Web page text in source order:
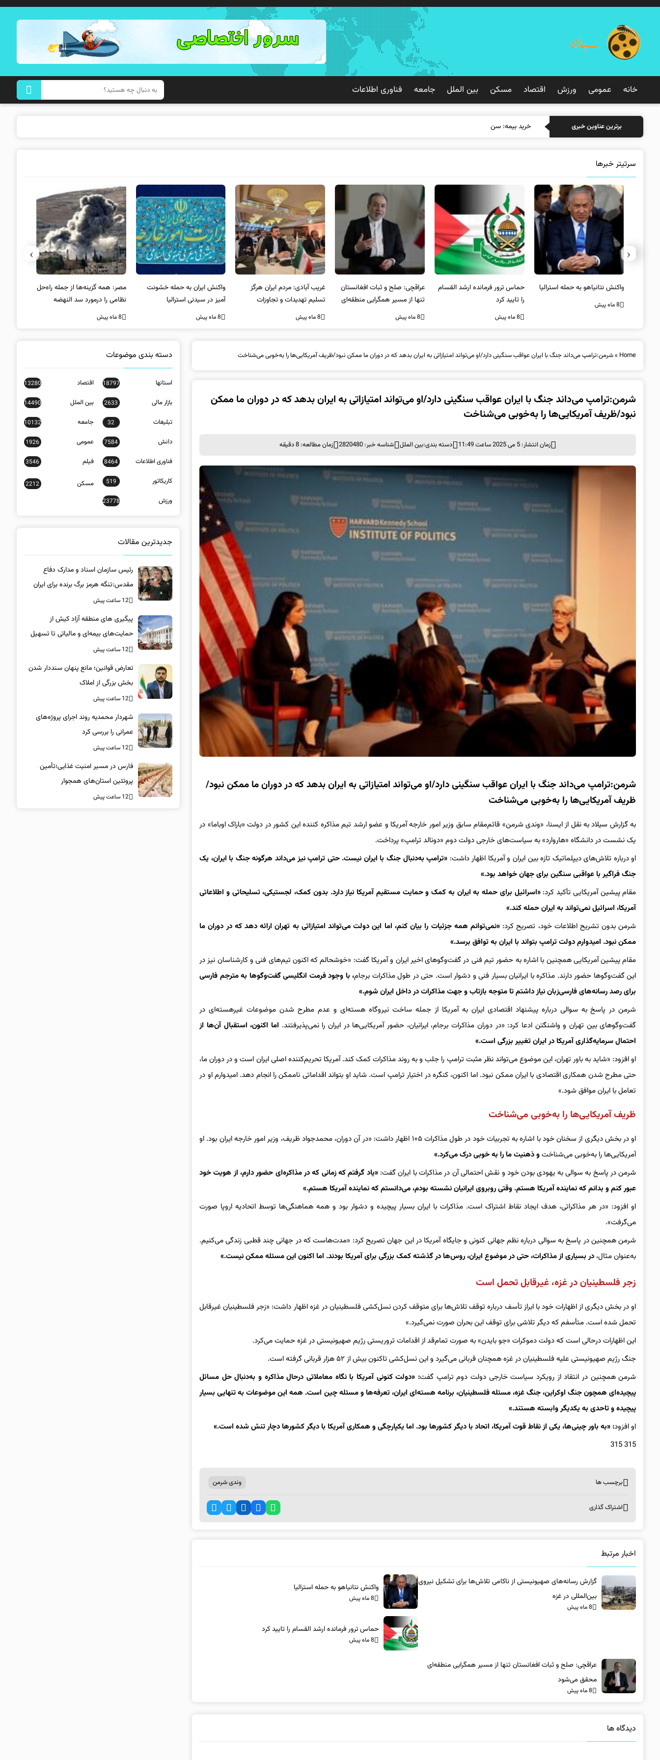
خانه عمومی ورزش اقتصاد مسکن بین الملل جامعه فناوری اطلاعات
برترین عناوین خبری خرید بیمه: سنتی یا آنلاین؟ کدامیک تجربه
سرتیتر خبرها
واکنش نتانیاهو به حمله استرالیا
8 ماه پیش
حماس ترور فرمانده ارشد القسام
را تایید کرد
8 ماه پیش
عراقچی: صلح و ثبات افغانستان
تنها از مسیر همگرایی منطقه‌ای
محقق می‌شود
8 ماه پیش
غریب آبادی: مردم ایران هرگز
تسلیم تهدیدات و تجاوزات
نخواهند شد و متحد و منسجم
8 ماه پیش
واکنش ایران به حمله خشونت
آمیز در سیدنی استرالیا
8 ماه پیش
مصر: همه گزینه‌ها از جمله راه‌حل
نظامی را درمورد سد النهضه
بررسی می‌کنیم
8 ماه پیش
‹
›
Home
»شرمن:ترامپ می‌داند جنگ با ایران عواقب سنگینی دارد/او می‌تواند امتیازاتی به ایران بدهد که در دوران ما ممکن نبود/ظریف آمریکایی‌ها را به‌خوبی می‌شناخت
شرمن:ترامپ می‌داند جنگ با ایران عواقب سنگینی دارد/او می‌تواند امتیازاتی به ایران بدهد که در دوران ما ممکن
نبود/ظریف آمریکایی‌ها را به‌خوبی می‌شناخت
زمان انتشار: 5 می 2025 ساعت 11:49 دسته بندی:بین الملل شناسه خبر: 2820480 زمان مطالعه: 8 دقیقه
شرمن:ترامپ می‌داند جنگ با ایران عواقب سنگینی دارد/او می‌تواند امتیازاتی به ایران بدهد که در دوران ما ممکن نبود/
ظریف آمریکایی‌ها را به‌خوبی می‌شناخت
به گزارش سیلاد به نقل از ایسنا، «وندی شرمن» قائم‌مقام سابق وزیر امور خارجه آمریکا و عضو ارشد تیم مذاکره کننده این کشور در دولت «باراک اوباما» در
یک نشست در دانشگاه «هاروارد» به سیاست‌های خارجی دولت دوم «دونالد ترامپ» پرداخت.
او درباره تلاش‌های دیپلماتیک تازه بین ایران و آمریکا اظهار داشت: «ترامپ به‌دنبال جنگ با ایران نیست. حتی ترامپ نیز می‌داند هرگونه جنگ با ایران، یک
جنگ فراگیر با عواقبی سنگین برای جهان خواهد بود.»
مقام پیشین آمریکایی تأکید کرد:«اسرائیل برای حمله به ایران به کمک و حمایت مستقیم آمریکا نیاز دارد. بدون کمک، لجستیکی، تسلیحاتی و اطلاعاتی
آمریکا، اسرائیل نمی‌تواند به ایران حمله کند.»
شرمن بدون تشریح اطلاعات خود، تصریح کرد:«نمی‌توانم همه جزئیات را بیان کنم، اما این دولت می‌تواند امتیازاتی به تهران ارائه دهد که در دوران ما
ممکن نبود. امیدوارم دولت ترامپ بتواند با ایران به توافق برسد.»
مقام پیشین آمریکایی همچنین با اشاره به حضور تیم فنی در گفت‌وگوهای اخیر ایران و آمریکا گفت: «خوشحالم که اکنون تیم‌های فنی و کارشناسان نیز در
این گفت‌وگوها حضور دارند. مذاکره با ایرانیان بسیار فنی و دشوار است. حتی در طول مذاکرات برجام، با وجود فرمت انگلیسی گفت‌وگوها به مترجم فارسی
برای رصد رسانه‌های فارسی‌زبان نیاز داشتم تا متوجه بازتاب و جهت مذاکرات در داخل ایران شوم.»
شرمن در پاسخ به سوالی درباره پیشنهاد اقتصادی ایران به آمریکا از جمله ساخت نیروگاه‌ هسته‌ای و عدم مطرح شدن موضوعات غیرهسته‌ای در
گفت‌وگوهای بین تهران و واشنگتن ادعا کرد: «در دوران مذاکرات برجام، ایرانیان، حضور آمریکایی‌ها در ایران را نمی‌پذیرفتند. اما اکنون، استقبال آن‌ها از
احتمال سرمایه‌گذاری آمریکا در ایران تغییر بزرگی است.»
او افزود: «شاید به باور تهران، این موضوع می‌تواند نظر مثبت ترامپ را جلب و به روند مذاکرات کمک کند. آمریکا تحریم‌کننده اصلی ایران است و در دوران ما،
حتی مطرح شدن همکاری اقتصادی با ایران ممکن نبود. اما اکنون، کنگره در اختیار ترامپ است. شاید او بتواند اقداماتی ناممکن را انجام دهد. امیدوارم او در
تعامل با ایران موافق شود.»
ظریف آمریکایی‌ها را به‌خوبی می‌شناخت
او در بخش دیگری از سخنان خود با اشاره به تجربیات خود در طول مذاکرات ۵+۱ اظهار داشت: «در آن دوران، محمدجواد ظریف، وزیر امور خارجه ایران بود. او
آمریکایی‌ها را به‌خوبی می‌شناختو ذهنیت ما را به‌ خوبی درک می‌کرد.»
شرمن در پاسخ به سوالی به یهودی بودن خود و نقش احتمالی آن در مذاکرات با ایران گفت: «یاد گرفتم که زمانی که در مذاکره‌ای حضور دارم، از هویت خود
عبور کنم و بدانم که نماینده آمریکا هستم. وقتی روبروی ایرانیان نشسته بودم، می‌دانستم که نماینده آمریکا هستم.»
او افزود: «در هر مذاکراتی، هدف ایجاد نقاط اشتراک است. مذاکرات با ایران بسیار پیچیده و دشوار بود و همه هماهنگی‌ها توسط اتحادیه اروپا صورت
می‌گرفت».
شرمن همچنین در پاسخ به سوالی درباره نظم جهانی کنونی و جایگاه آمریکا در این جهان تصریح کرد: «مدت‌هاست که در جهانی چند قطبی زندگی می‌کنیم.
به‌عنوان مثال، در بسیاری از مذاکرات، حتی در موضوع ایران، روس‌ها در گذشته کمک بزرگی برای آمریکا بودند. اما اکنون این مسئله ممکن نیست.»
زجر فلسطینیان در غزه، غیرقابل تحمل است
او در بخش دیگری از اظهارات خود با ابراز تأسف درباره توقف تلاش‌ها برای متوقف کردن نسل‌کشی فلسطینیان در غزه اظهار داشت: «زجر فلسطینیان غیرقابل
تحمل شده است. متأسفم که دیگر تلاشی برای توقف این بحران صورت نمی‌گیرد.»
این اظهارات درحالی است که دولت دموکرات «جو بایدن» به صورت تمام‌قد از اقدامات تروریستی رژیم صهیونیستی در غزه حمایت می‌کرد.
جنگ رژیم صهیونیستی علیه فلسطینیان در غزه همچنان قربانی می‌گیرد و این نسل‌کشی تاکنون بیش از ۵۲ هزار قربانی گرفته است.
شرمن همچنین در انتقاد از رویکرد سیاست خارجی دولت دوم ترامپ گفت: «دولت کنونی آمریکا با نگاه معاملاتی درحال مذاکره و به‌دنبال حل مسائل
پیچیده‌ای همچون جنگ اوکراین، جنگ غزه، مسئله فلسطینیان، برنامه هسته‌ای ایران، تعرفه‌ها و مسئله چین است. همه این موضوعات به تنهایی بسیار
پیچیده و تاحدی به یکدیگر وابسته هستند.»
او افزود: «به باور چینی‌ها، یکی از نقاط قوت آمریکا، اتحاد با دیگر کشورها بود. اما یکپارچگی و همکاری آمریکا با دیگر کشورها دچار تنش شده است.»
315 315
برچسب ها وندی شرمن
اشتراک گذاری
اخبار مرتبط
گزارش رسانه‌های صهیونیستی از ناکامی تلاش‌ها برای تشکیل نیروی
بین‌المللی در غزه
8 ماه پیش
واکنش نتانیاهو به حمله استرالیا
8 ماه پیش
حماس ترور فرمانده ارشد القسام را تایید کرد
8 ماه پیش
عراقچی: صلح و ثبات افغانستان تنها از مسیر همگرایی منطقه‌ای
محقق می‌شود
8 ماه پیش
دیدگاه ها
دسته بندی موضوعات
استانها 18797 اقتصاد 13280
بازار مالی 2633 بین الملل 14490
تبلیغات 32 جامعه 10132
دانش 7584 عمومی 1926
فناوری اطلاعات 8464 فیلم 3546
کاریکاتور 519 مسکن 2212
ورزش 23778
جدیدترین مقالات
رئیس سازمان اسناد و مدارک دفاع
مقدس:تنگه هرمز برگ برنده برای ایران
است
12 ساعت پیش
پیگیری های منطقه آزاد کیش از
حمایت‌های بیمه‌ای و مالیاتی تا تسهیل
خروج کالا
12 ساعت پیش
تعارض قوانین؛ مانع پنهان سنددار شدن
بخش بزرگی از املاک
12 ساعت پیش
شهردار محمدیه روند اجرای پروژه‌های
عمرانی را بررسی کرد
12 ساعت پیش
فارس در مسیر امنیت غذایی؛تأمین‌
پروتئین استان‌های همجوار
12 ساعت پیش